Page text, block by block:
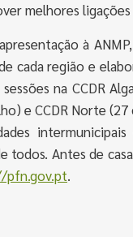
melhores
à
cada região e
na CCDR
e CCDR Norte
todos. Antes de
pfn.gov.pt.